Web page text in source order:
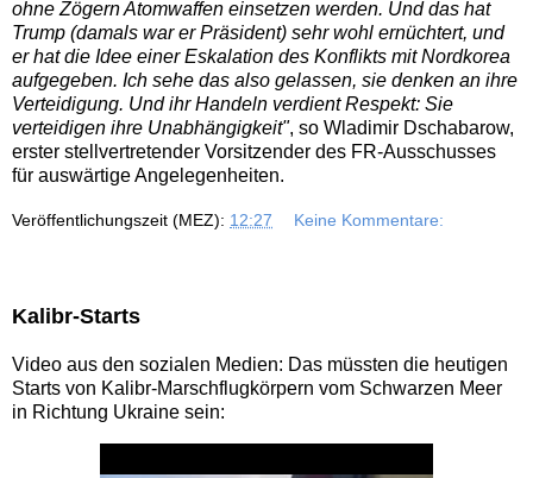
ohne Zögern Atomwaffen einsetzen werden. Und das hat
Trump (damals war er Präsident) sehr wohl ernüchtert, und
er hat die Idee einer Eskalation des Konflikts mit Nordkorea
aufgegeben. Ich sehe das also gelassen, sie denken an ihre
Verteidigung. Und ihr Handeln verdient Respekt: Sie
verteidigen ihre Unabhängigkeit", so Wladimir Dschabarow,
erster stellvertretender Vorsitzender des FR-Ausschusses
für auswärtige Angelegenheiten.
Veröffentlichungszeit (MEZ): 12:27 Keine Kommentare:
Kalibr-Starts
Video aus den sozialen Medien: Das müssten die heutigen
Starts von Kalibr-Marschflugkörpern vom Schwarzen Meer
in Richtung Ukraine sein: